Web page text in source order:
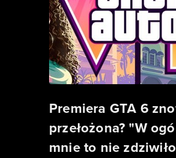
Premiera GTA 6
przełożona? "W
mnie to nie